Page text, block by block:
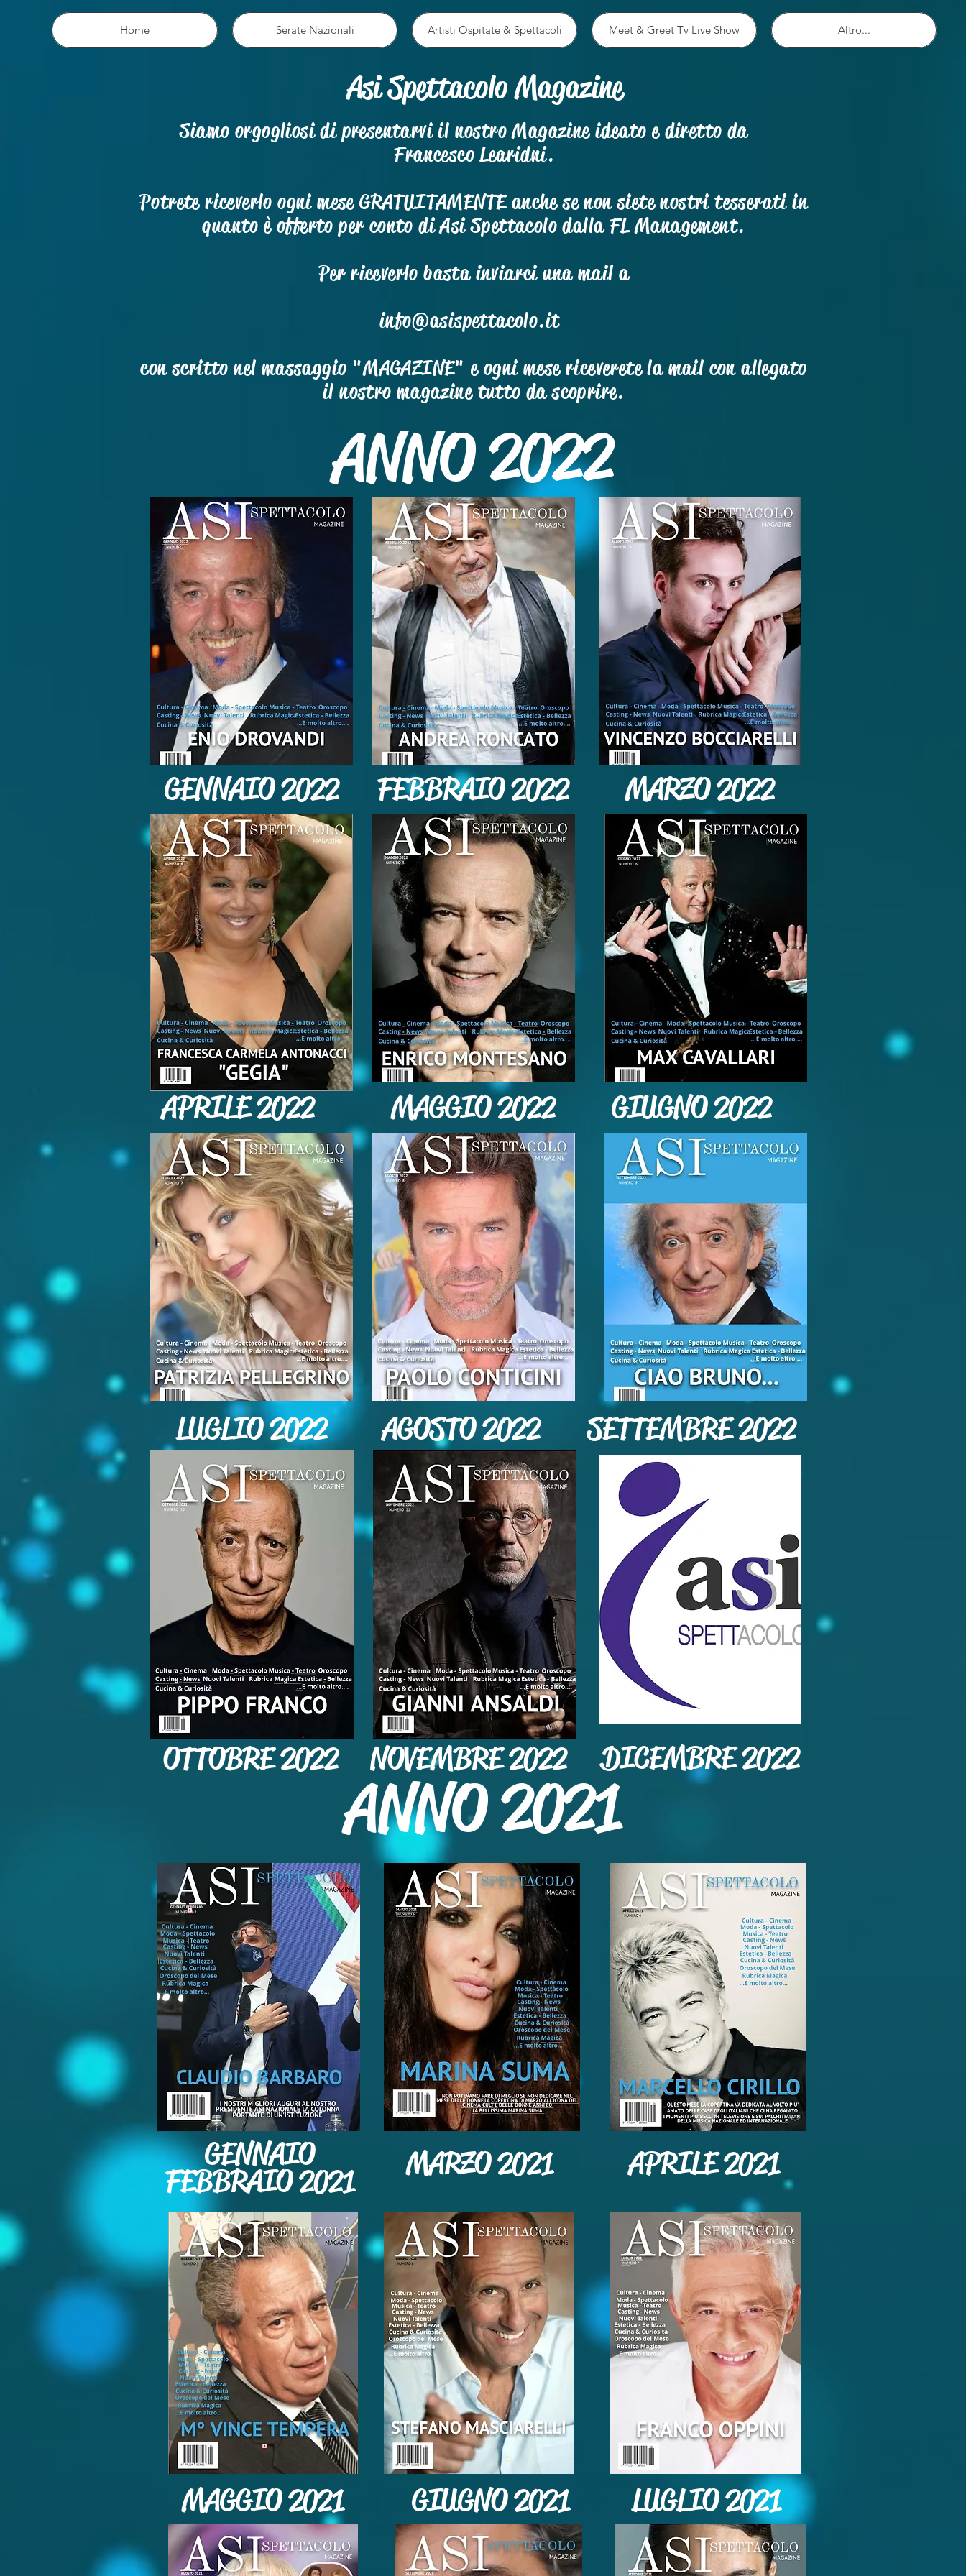
Asi Spettacolo Magazine
Siamo orgogliosi di presentarvi il nostro Magazine ideato e diretto da
Francesco Learidni.
Potrete riceverlo ogni mese GRATUITAMENTE anche se non siete nostri tesserati in
quanto è offerto per conto di Asi Spettacolo dalla FL Management.
Per riceverlo basta inviarci una mail a
info@asispettacolo.it
con scritto nel massaggio "MAGAZINE" e ogni mese riceverete la mail con allegato
il nostro magazine tutto da scoprire.
ANNO 2022
GENNAIO 2022 FEBBRAIO 2022 MARZO 2022
APRILE 2022 MAGGIO 2022 GIUGNO 2022
LUGLIO 2022 AGOSTO 2022 SETTEMBRE 2022
OTTOBRE 2022 NOVEMBRE 2022 DICEMBRE 2022
ANNO 2021
GENNAIO
FEBBRAIO 2021 MARZO 2021 APRILE2021
MAGGIO 2021 GIUGNO 2021 LUGLIO 2021
Home Serate Nazionali Artisti Ospitate & Spettacoli Meet & Greet Tv Live Show Altro...